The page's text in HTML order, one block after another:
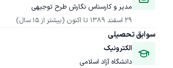
مدیر و کارسناس نگارش طرح توجیهی
29 اسفند 1389
تا اکنون (بیشتر از 15 سال)
سوابق تحصیلی
الکترونیک
دانشگاه آزاد اسلامی